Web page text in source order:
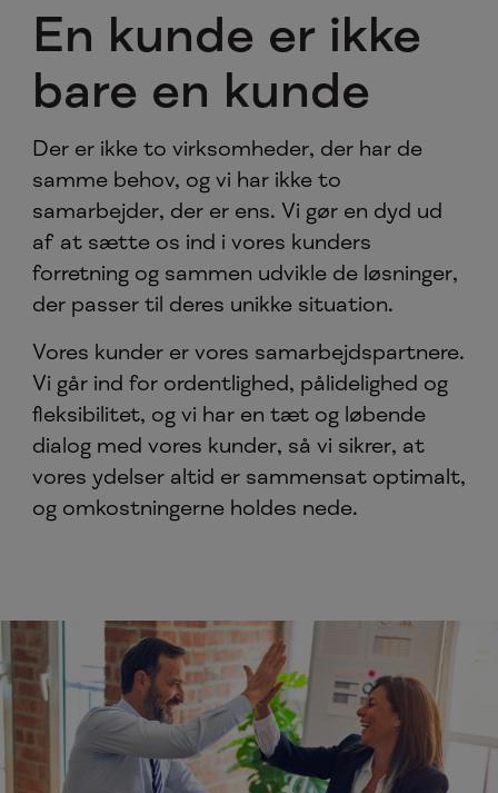
En kunde er ikke
bare en kunde
Der er ikke to virksomheder, der har de
samme behov, og vi har ikke to
samarbejder, der er ens. Vi gør en dyd ud
af at sætte os ind i vores kunders
forretning og sammen udvikle de løsninger,
der passer til deres unikke situation.
Vores kunder er vores samarbejdspartnere.
Vi går ind for ordentlighed, pålidelighed og
fleksibilitet, og vi har en tæt og løbende
dialog med vores kunder, så vi sikrer, at
vores ydelser altid er sammensat optimalt,
og omkostningerne holdes nede.